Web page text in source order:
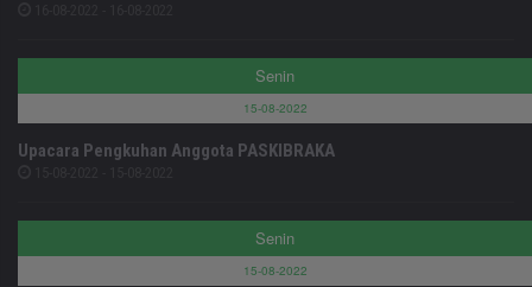
Senin
15-08-2022
Upacara Pengkuhan Anggota PASKIBRAKA
Senin
15-08-2022